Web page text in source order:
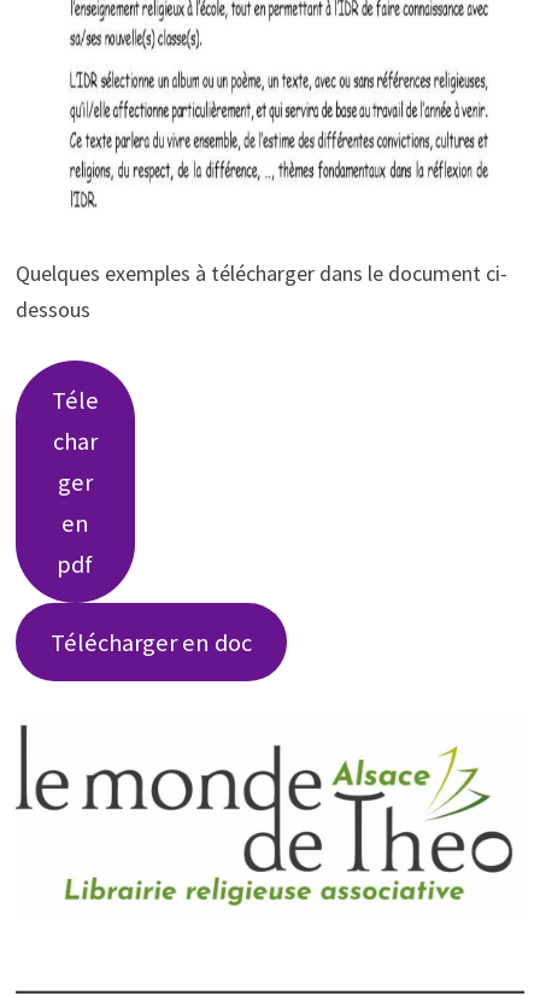
Quelques exemples à télécharger dans le document ci-
dessous
Téle
char
ger
en
pdf
Télécharger en doc